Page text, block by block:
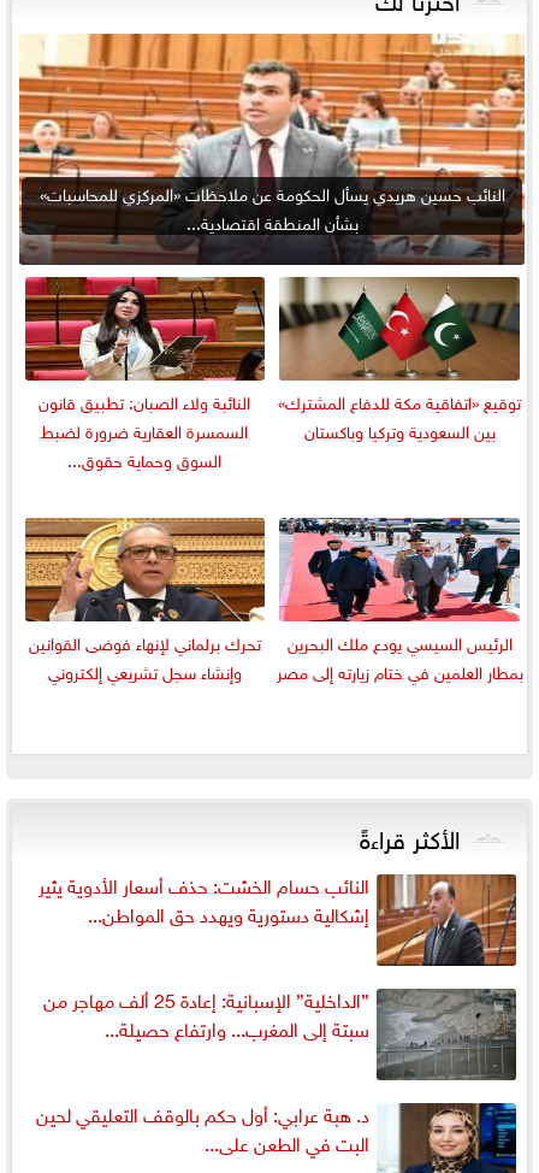
النائب حسين هريدي يسأل الحكومة عن ملاحظات «المركزي للمحاسبات»
بشأن المنطقة اقتصادية...
توقيع «اتفاقية مكة للدفاع المشترك»
بين السعودية وتركيا وباكستان
النائبة ولاء الصبان: تطبيق قانون
السمسرة العقارية ضرورة لضبط
السوق وحماية حقوق...
الرئيس السيسي يودع ملك البحرين
بمطار العلمين في ختام زيارته إلى مصر
تحرك برلماني لإنهاء فوضى القوانين
وإنشاء سجل تشريعي إلكتروني
الأكثر قراءةً
النائب حسام الخشت: حذف أسعار الأدوية يثير
إشكالية دستورية ويهدد حق المواطن...
”الداخلية” الإسبانية: إعادة 25 ألف مهاجر من
سبتة إلى المغرب... وارتفاع حصيلة...
د. هبة عرابي: أول حكم بالوقف التعليقي لحين
البت في الطعن على...